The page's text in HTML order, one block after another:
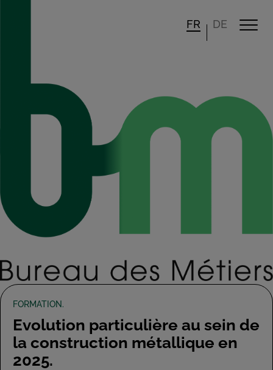
FR DE
FORMATION.
Evolution particulière au sein de
la construction métallique en
2025.